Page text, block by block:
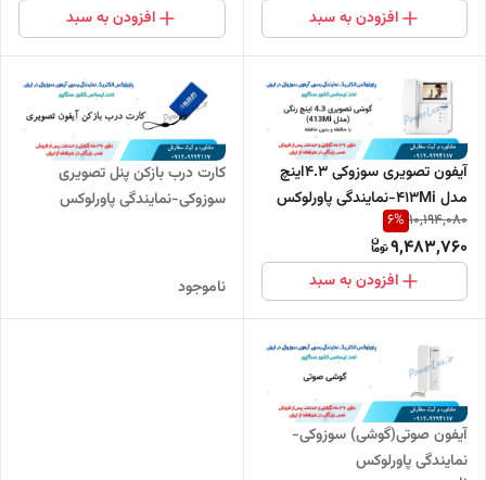
افزودن به سبد افزودن به سبد
آیفون تصویری سوزوکی 4.3اینچ
مدل 413Mi-نمایندگی پاورلوکس
10,194,080
6%
9,483,760
افزودن به سبد
کارت درب بازکن پنل تصویری
سوزوکی-نمایندگی پاورلوکس
ناموجود
آیفون صوتی(گوشی) سوزوکی-
نمایندگی پاورلوکس